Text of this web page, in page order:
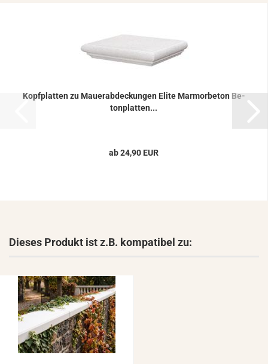
Kopf­plat­ten zu Mau­er­ab­de­ckun­gen Elite Mar­mor­be­ton Be­
ton­plat­ten...
ab 24,90 EUR
Dieses Produkt ist z.B. kompatibel zu: